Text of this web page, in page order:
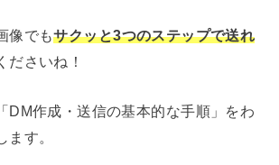
像でもサクッと3つのステップで送れ
ださいね！
DM作成・送信の基本的な手順」をわ
す。